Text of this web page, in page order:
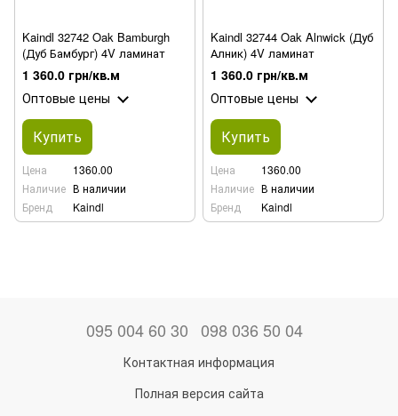
Kaindl 32742 Oak Bamburgh
(Дуб Бамбург) 4V ламинат
1 360.0 грн/кв.м
Оптовые цены
Купить
Цена
1360.00
Наличие В наличии
Бренд
Kaindl
Kaindl 32744 Oak Alnwick (Дуб
Алник) 4V ламинат
1 360.0 грн/кв.м
Оптовые цены
Купить
Цена
1360.00
Наличие В наличии
Бренд
Kaindl
095 004 60 30 098 036 50 04
Контактная информация
Полная версия сайта